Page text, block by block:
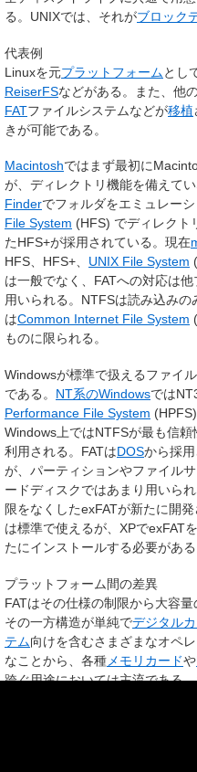
る。UNIXでは、それがブロック
代表例
Linuxを元プラットフォームとし
ReiserFSなどがある。また、他
FATファイルシステムなどが移植
きが可能である。
Macintoshではまず最初に
が、ディレクトリ機能を備えて
Finderでフォルダをエミュレー
File System (HFS) でディレクト
たHFS+が採用されている。現在
HFS、HFS+、 UNIX File System
は一般でなく、FATへの対応は
用いられる。NTFSは読み込み
はCommon Internet File System
ものに限られる。
Windowsが標準で扱えるファイ
である。 NT系のWindowsでは
Performance File System
Windows上ではNTFSが最も信
利用される。FATはDOSから採
が、パーティションやファイル
ードディスクではあまり用いら
限をなくしたexFATが新たに開
は標準で使えるが、XPでexFAT
たにインストールする必要がある
プラットフォーム間の差異
FATはその仕様の制限から大容
その一方構造が単純でデジタル
テム向けを含むさまざまなオペ
なことから、各種 メモリカードや
跨ぐ用途においては主流である